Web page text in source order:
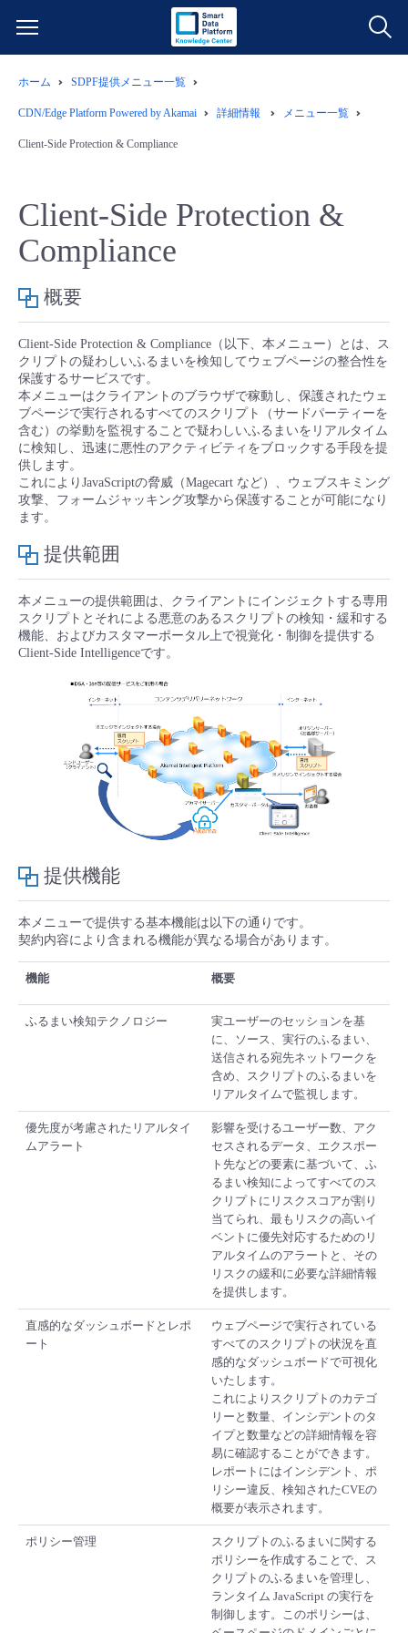
サービス一覧
データ利活用
ネットワーク
IoT
モニタリング/監査
サポート
管理機能
すべてのメニューを見る
よくある質問
クラウド/サーバー
ネットワーク
IoT
モニタリング/監査
サポート
管理機能
すべてのメニューを見る
料金シミュレーター
データ利活用
クラウド/サーバー
ネットワーク
IoT
モニタリング/監査
サポート
すべてのメニューを見る
ご利用開始ガイド
■ 管理機能
- 管理機能
■ セットアップガイド
- 新規お申し込み方法
- 初期設定・確認
- 登録情報の管理
■ 基本構築ガイド
- クラウド / サーバー
- Flexible InterConnect
- vUTM2
ユースケース
- バックアップ
- セキュリティ・監査
- データと分析
- IoT
- マルチクラウド利用
- リモートワーク
- ITインフラストラクチャー
- その他
故障/メンテナンス情報
サービス稼働状況
故障/メンテナンス履歴
メンテナンス予定
定期メンテナンス
パートナー
販売パートナー向けプログラム
協業パートナー
トレーニング/操作動画
脱炭素化
ホーム SDPF提供メニュー一覧
CDN/Edge Platform Powered by Akamai 詳細情報 メニュー一覧
Client-Side Protection & Compliance
Client-Side Protection &
Compliance
概要
Client-Side Protection & Compliance（以下、本メニュー）とは、ス
クリプトの疑わしいふるまいを検知してウェブページの整合性を
保護するサービスです。
本メニューはクライアントのブラウザで稼動し、保護されたウェ
ブページで実行されるすべてのスクリプト（サードパーティーを
含む）の挙動を監視することで疑わしいふるまいをリアルタイム
に検知し、迅速に悪性のアクティビティをブロックする手段を提
供します。
これによりJavaScriptの脅威（Magecart など）、ウェブスキミング
攻撃、フォームジャッキング攻撃から保護することが可能になり
ます。
提供範囲
本メニューの提供範囲は、クライアントにインジェクトする専用
スクリプトとそれによる悪意のあるスクリプトの検知・緩和する
機能、およびカスタマーポータル上で視覚化・制御を提供する
Client-Side Intelligenceです。
提供機能
本メニューで提供する基本機能は以下の通りです。
契約内容により含まれる機能が異なる場合があります。
機能 概要
ふるまい検知テクノロジー
実ユーザーのセッションを基
に、ソース、実行のふるまい、
送信される宛先ネットワークを
含め、スクリプトのふるまいを
リアルタイムで監視します。
優先度が考慮されたリアルタイ
ムアラート
影響を受けるユーザー数、アク
セスされるデータ、エクスポー
ト先などの要素に基づいて、ふ
るまい検知によってすべてのス
クリプトにリスクスコアが割り
当てられ、最もリスクの高いイ
ベントに優先対応するためのリ
アルタイムのアラートと、その
リスクの緩和に必要な詳細情報
を提供します。
直感的なダッシュボードとレポ
ート
ウェブページで実行されている
すべてのスクリプトの状況を直
感的なダッシュボードで可視化
いたします。
これによりスクリプトのカテゴ
リーと数量、インシデントのタ
イプと数量などの詳細情報を容
易に確認することができます。
レポートにはインシデント、ポ
リシー違反、検知されたCVEの
概要が表示されます。
ポリシー管理
スクリプトのふるまいに関する
ポリシーを作成することで、ス
クリプトのふるまいを管理し、
ランタイム JavaScript の実行を
制御します。このポリシーは、